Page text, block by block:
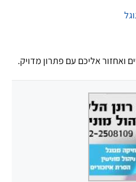
ואחזור אליכם עם פתרון מדויק.